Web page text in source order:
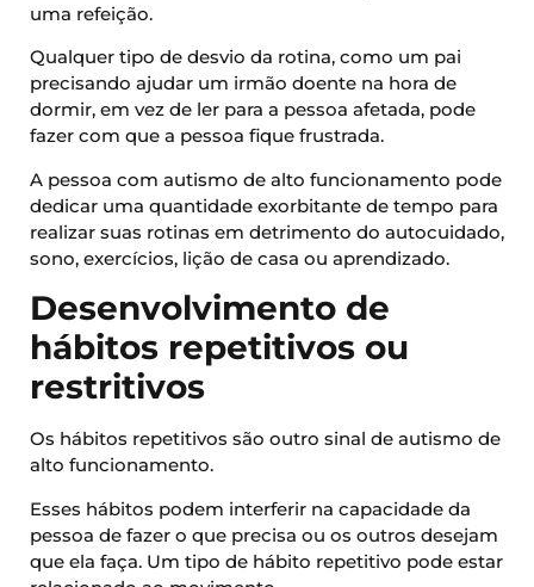
uma refeição.
Qualquer tipo de desvio da rotina, como um pai
precisando ajudar um irmão doente na hora de
dormir, em vez de ler para a pessoa afetada, pode
fazer com que a pessoa fique frustrada.
A pessoa com autismo de alto funcionamento pode
dedicar uma quantidade exorbitante de tempo para
realizar suas rotinas em detrimento do autocuidado,
sono, exercícios, lição de casa ou aprendizado.
Desenvolvimento de
hábitos repetitivos ou
restritivos
Os hábitos repetitivos são outro sinal de autismo de
alto funcionamento.
Esses hábitos podem interferir na capacidade da
pessoa de fazer o que precisa ou os outros desejam
que ela faça. Um tipo de hábito repetitivo pode estar